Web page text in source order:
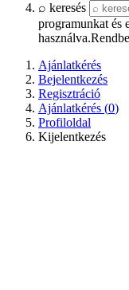
⌕ keresés
programunkat és
használva.
Ajánlatkérés
Bejelentkezés
Regisztráció
Ajánlatkérés (0)
Profiloldal
Kijelentkezés